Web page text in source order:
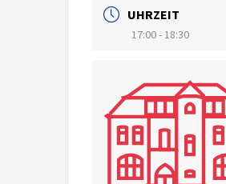
UHRZEIT
17:00 - 18:30